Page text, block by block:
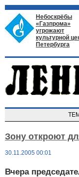
Небоскрёбы
«Газпрома»
угрожают
культурной
Петербурга
Зону откроют
30.11.2005 00:01
Вчера